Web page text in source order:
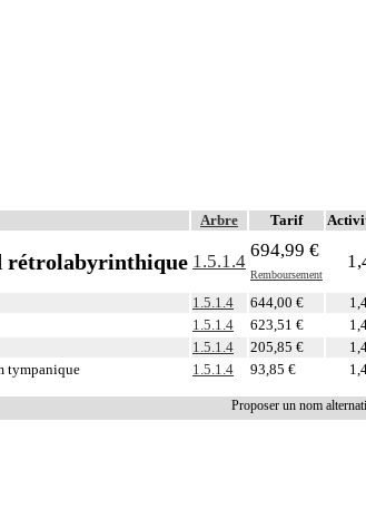
Arbre Tarif
rétrolabyrinthique 1.5.1.4
694,99 €
Remboursement
1.5.1.4 644,00 €
1.5.1.4 623,51 €
1.5.1.4 205,85 €
tympanique 1.5.1.4 93,85 €
Proposer un nom